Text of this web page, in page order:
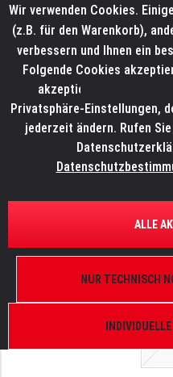
ÜBERSICHT
WORK Umlenkrollen
LW 265 R
Wir verwenden Cookies.
(z.B. für den Warenkorb),
verbessern und Ihnen ein
Folgende Cookies
akzeptieren. Weitere
Privatsphäre-Einstellungen,
jederzeit ändern. Rufen
NUR TECHNISCH
ALLE